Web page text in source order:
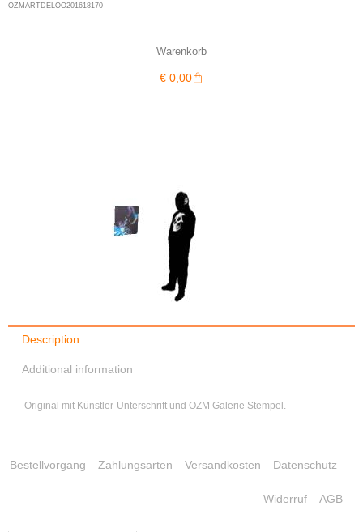
OZMARTDELOO201618170
Warenkorb
€ 0,00Warenkorb
Description
Additional information
Original mit Künstler-Unterschrift und OZM Galerie Stempel.
Bestellvorgang Zahlungsarten Versandkosten Datenschutz
Widerruf AGB